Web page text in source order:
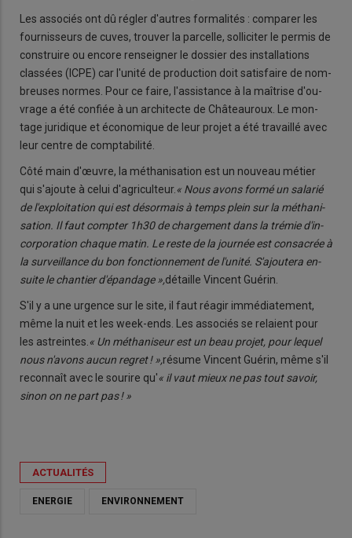
Les as­so­ciés ont dû ré­gler d'autres for­ma­li­tés : com­pa­rer les
four­nis­seurs de cuves, trou­ver la par­celle, sol­li­ci­ter le per­mis de
construire ou en­core ren­sei­gner le dos­sier des ins­tal­la­tions
clas­sées (ICPE) car l'unité de pro­duc­tion doit sa­tis­faire de nom­
breuses normes. Pour ce faire, l'as­sis­tance à la maî­trise d'ou­
vrage a été confiée à un ar­chi­tecte de Châ­teau­roux. Le mon­
tage ju­ri­dique et éco­no­mique de leur projet a été tra­vaillé avec
leur centre de comp­ta­bi­lité.
Côté main d'œuvre, la mé­tha­ni­sa­tion est un nou­veau mé­tier
qui s'ajoute à celui d'agri­cul­teur.« Nous avons formé un sa­la­rié
de l'ex­ploi­ta­tion qui est dé­sor­mais à temps plein sur la mé­tha­ni­
sa­tion. Il faut comp­ter 1h30 de char­ge­ment dans la tré­mie d'in­
cor­po­ra­tion chaque matin. Le reste de la jour­née est consa­crée à
la sur­veillance du bon fonc­tion­ne­ment de l'unité. S'ajou­tera en­
suite le chan­tier d'épan­dage »,dé­taille Vincent Gué­rin.
S'il y a une ur­gence sur le site, il faut ré­agir im­mé­dia­te­ment,
même la nuit et les week-ends. Les as­so­ciés se re­laient pour
les as­treintes. « Un mé­tha­ni­seur est un beau projet, pour le­quel
nous n'avons aucun re­gret ! »,ré­sume Vincent Gué­rin, même s'il
re­con­naît avec le sou­rire qu'« il vaut mieux ne pas tout sa­voir,
sinon on ne part pas ! »
ACTUALITÉS
ENERGIE ENVIRONNEMENT